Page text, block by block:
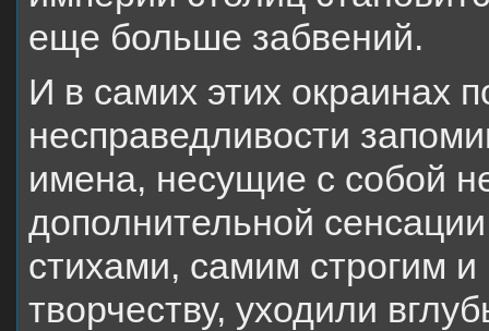
еще больше забвений.
И в самих этих окраинах
несправедливости
имена, несущие с собой
дополнительной
стихами, самим строгим
творчеству, уходили